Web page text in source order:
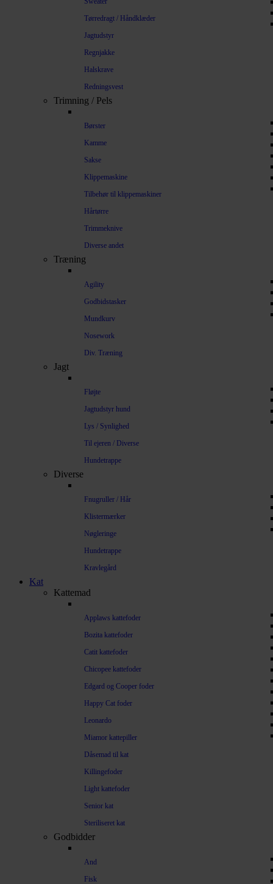
Tørredragt / Håndklæder
Jagtudstyr
Regnjakke
Halskrave
Redningsvest
Trimning / Pels
Børster
Kamme
Sakse
Klippemaskine
Tilbehør til klippemaskiner
Hårtørre
Trimmeknive
Diverse andet
Træning
Agility
Godbidstasker
Mundkurv
Nosework
Div. Træning
Jagt
Fløjte
Jagtudstyr hund
Lys / Synlighed
Til ejeren / Diverse
Hundetrappe
Diverse
Fnugruller / Hår
Klistermærker
Nøgleringe
Hundetrappe
Kravlegård
Kat
Kattemad
Applaws kattefoder
Bozita kattefoder
Catit kattefoder
Chicopee kattefoder
Edgard og Cooper foder
Happy Cat foder
Leonardo
Miamor kattepiller
Dåsemad til kat
Killingefoder
Light kattefoder
Senior kat
Steriliseret kat
Godbidder
And
Fisk